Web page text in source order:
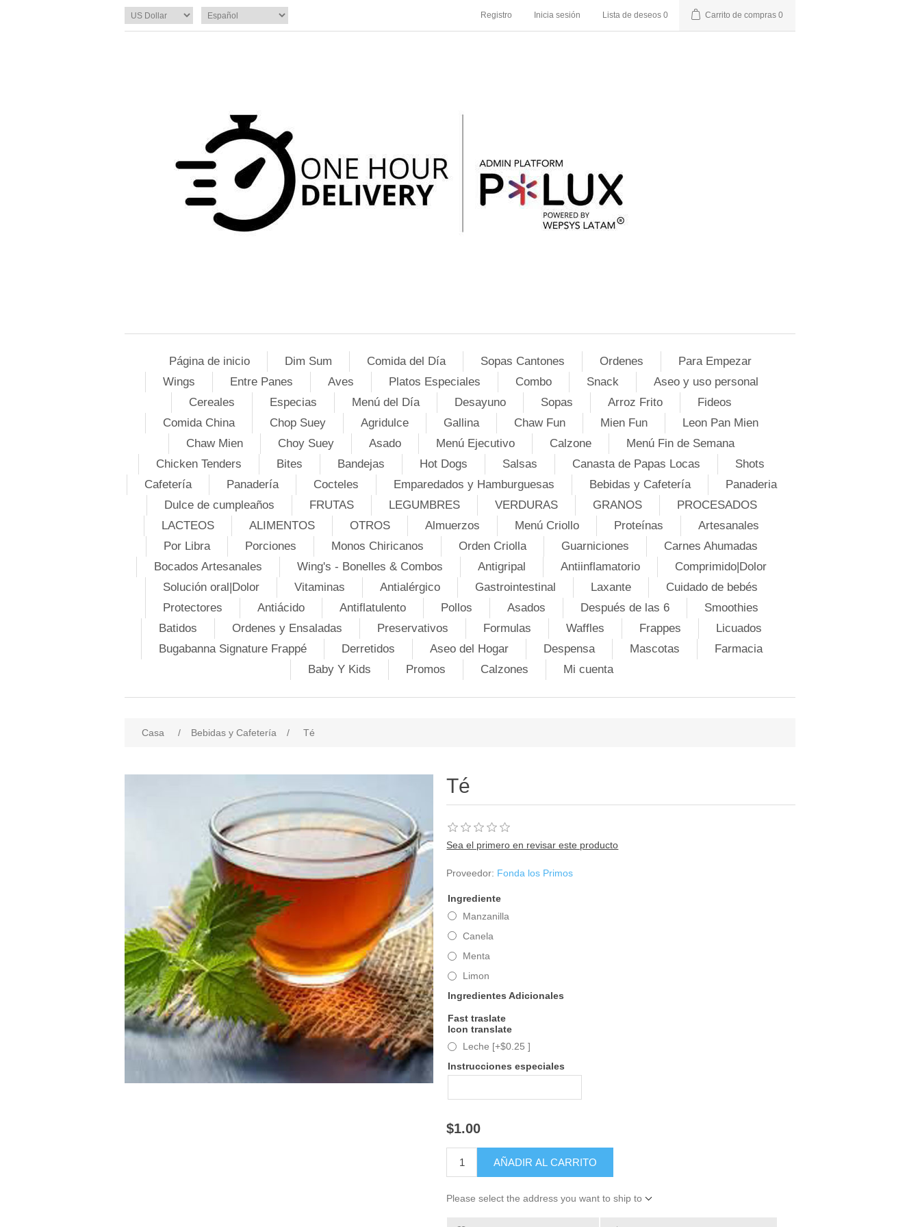
Registro Inicia sesión Lista de deseos 0 Carrito de compras 0
Página de inicio Dim Sum Comida del Día Sopas Cantones Ordenes
Para Empezar
Wings
Entre Panes Aves Platos Especiales Combo Snack
Aseo y uso personal
Cereales
Especias Menú del Día Desayuno Sopas Arroz Frito
Fideos
Comida China
Chop Suey Agridulce Gallina Chaw Fun Mien Fun
Leon Pan Mien
Chaw Mien
Choy Suey Asado Menú Ejecutivo Calzone
Menú Fin de Semana
Chicken Tenders
Bites Bandejas Hot Dogs Salsas Canasta de Papas Locas
Shots
Cafetería
Panadería Cocteles Emparedados y Hamburguesas Bebidas y Cafetería
Panaderia
Dulce de cumpleaños
FRUTAS LEGUMBRES VERDURAS GRANOS
PROCESADOS
LACTEOS
ALIMENTOS OTROS Almuerzos Menú Criollo Proteínas
Artesanales
Por Libra
Porciones Monos Chiricanos Orden Criolla Guarniciones
Carnes Ahumadas
Bocados Artesanales
Wing's - Bonelles & Combos Antigripal Antiinflamatorio
Comprimido|Dolor
Solución oral|Dolor
Vitaminas Antialérgico Gastrointestinal Laxante
Cuidado de bebés
Protectores
Antiácido Antiflatulento Pollos Asados Después de las 6
Smoothies
Batidos
Ordenes y Ensaladas Preservativos Formulas Waffles Frappes
Licuados
Bugabanna Signature Frappé
Derretidos Aseo del Hogar Despensa Mascotas
Farmacia
Baby Y Kids
Promos Calzones Mi cuenta
Casa / Bebidas y Cafetería / Té
Té
Sea el primero en revisar este producto
Proveedor: Fonda los Primos
Ingrediente
Manzanilla
Canela
Menta
Limon
Ingredientes Adicionales
Fast traslate
Icon translate
Leche [+$0.25 ]
Instrucciones especiales
$1.00
Please select the address you want to ship to